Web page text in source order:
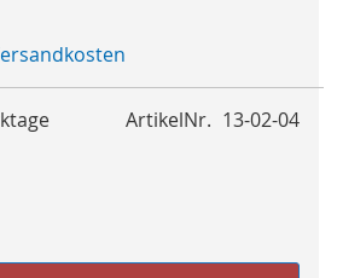
ArtikelNr. 13-02-04